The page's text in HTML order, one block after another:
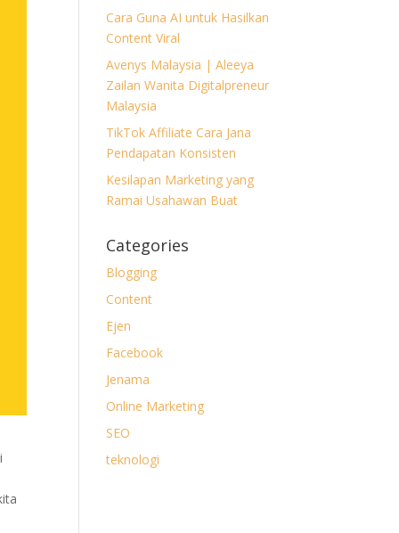
Cara Guna AI untuk Hasilkan
Content Viral
Avenys Malaysia | Aleeya
Zailan Wanita Digitalpreneur
Malaysia
TikTok Affiliate Cara Jana
Pendapatan Konsisten
Kesilapan Marketing yang
Ramai Usahawan Buat
Categories
Blogging
Content
Ejen
Facebook
Jenama
Online Marketing
SEO
teknologi